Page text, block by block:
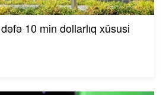
10 min dollarlıq xüsusi